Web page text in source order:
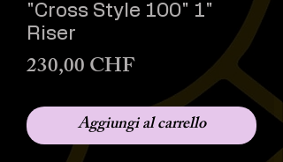
"Cross Style 100" 1"
Riser
230,00 CHFPrezzo
Aggiungi al carrello